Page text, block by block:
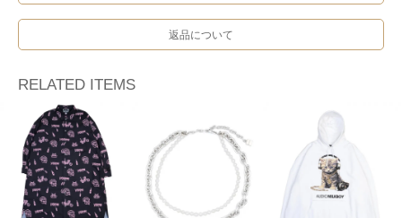
返品について
RELATED ITEMS